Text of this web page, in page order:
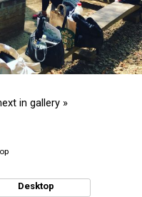
in gallery »
Desktop